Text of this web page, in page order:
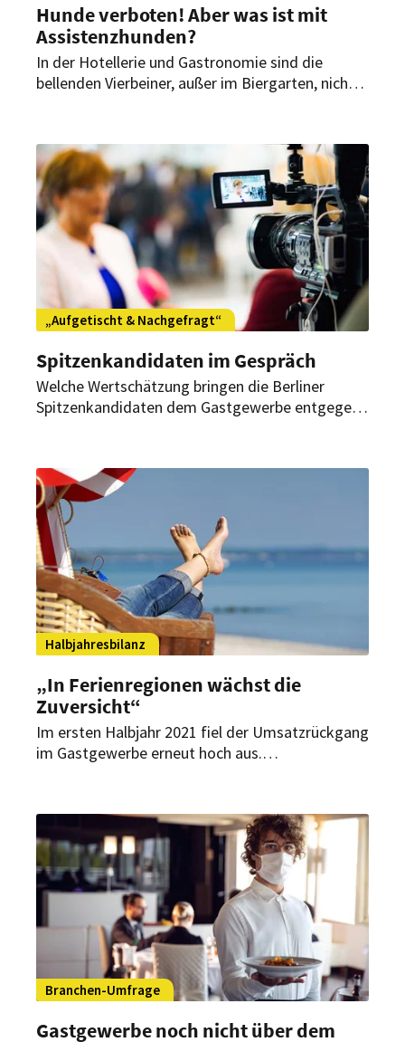
Hunde verboten! Aber was ist mit
Assistenzhunden?
In der Hotellerie und Gastronomie sind die
bellenden Vierbeiner, außer im Biergarten, nicht
Menschen benötigt werden, um ein Handicap
auszugleichen?
„Aufgetischt & Nachgefragt“
Spitzenkandidaten im Gespräch
Welche Wertschätzung bringen die Berliner
Spitzenkandidaten dem Gastgewerbe entgegen?
Andresen, Dehoga Berlin, und Bernhard Moser,
eat!berlin, in der Reihe „Aufgetischt &
Nachgefragt“.
Halbjahresbilanz
„In Ferienregionen wächst die
Zuversicht“
Im ersten Halbjahr 2021 fiel der Umsatzrückgang
im Gastgewerbe erneut hoch aus.
rechnet Dehoga-Präsident Guido Zöllick mit
besseren Zahlen.
Branchen-Umfrage
Gastgewerbe noch nicht über dem